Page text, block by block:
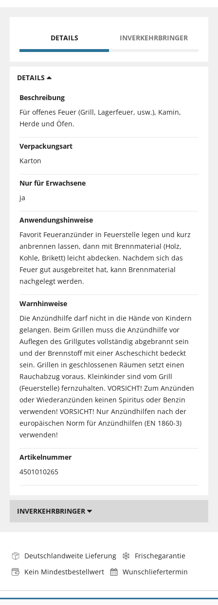
DETAILS INVERKEHRBRINGER
DETAILS
Beschreibung
Für offenes Feuer (Grill, Lagerfeuer, usw.), Kamin,
Herde und Öfen.
Verpackungsart
Karton
Nur für Erwachsene
ja
Anwendungshinweise
Favorit Feueranzünder in Feuerstelle legen und kurz
anbrennen lassen, dann mit Brennmaterial (Holz,
Kohle, Brikett) leicht abdecken. Nachdem sich das
Feuer gut ausgebreitet hat, kann Brennmaterial
nachgelegt werden.
Warnhinweise
Die Anzündhilfe darf nicht in die Hände von Kindern
gelangen. Beim Grillen muss die Anzündhilfe vor
Auflegen des Grillgutes vollständig abgebrannt sein
und der Brennstoff mit einer Ascheschicht bedeckt
sein. Grillen in geschlossenen Räumen setzt einen
Rauchabzug voraus. Kleinkinder sind vom Grill
(Feuerstelle) fernzuhalten. VORSICHT! Zum Anzünden
oder Wiederanzünden keinen Spiritus oder Benzin
verwenden! VORSICHT! Nur Anzündhilfen nach der
europäischen Norm für Anzündhilfen (EN 1860-3)
verwenden!
Artikelnummer
4501010265
INVERKEHRBRINGER
Deutschlandweite Lieferung
Frischegarantie
Kein Mindestbestellwert
Wunschliefertermin